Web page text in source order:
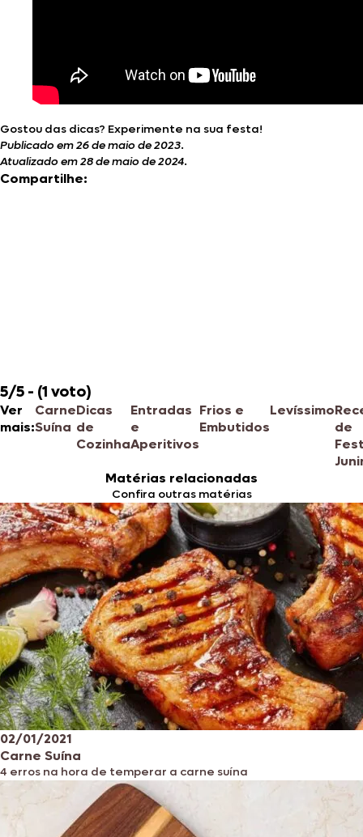
Gostou das dicas? Experimente na sua festa!
Publicado em 26 de maio de 2023.
Atualizado em 28 de maio de 2024.
Compartilhe:
5/5 - (1 voto)
Ver
mais:
Carne
Suína
Dicas
de
Cozinha
Entradas
e
Aperitivos
Frios e
Embutidos
Levíssimo
de
Matérias relacionadas
Confira outras matérias
02/01/2021
Carne Suína
4 erros na hora de temperar a carne suína